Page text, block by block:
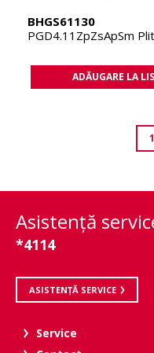
BHGS61130
PGD4.11ZpZsApSm
ADĂUGARE LA
1
Asistenţă
*4114
ASISTENȚĂ SERVICE
Service